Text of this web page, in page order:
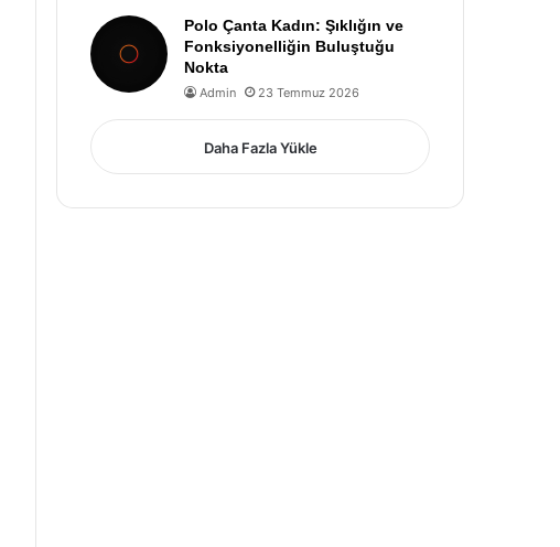
Polo Çanta Kadın: Şıklığın ve
Fonksiyonelliğin Buluştuğu
Nokta
Admin 23 Temmuz 2026
Daha Fazla Yükle